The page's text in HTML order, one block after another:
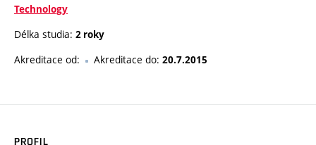
Technology
Délka studia: 2 roky
Akreditace od: Akreditace do: 20.7.2015
PROFIL